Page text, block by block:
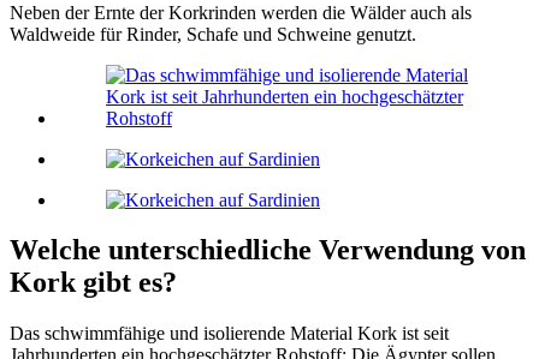
Neben der Ernte der Korkrinden werden die Wälder auch als
Waldweide für Rinder, Schafe und Schweine genutzt.
Welche unterschiedliche Verwendung von
Kork gibt es?
Das schwimmfähige und isolierende Material Kork ist seit